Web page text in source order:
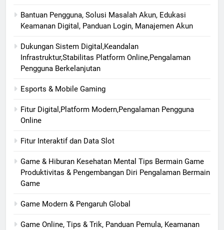
Bantuan Pengguna, Solusi Masalah Akun, Edukasi
Keamanan Digital, Panduan Login, Manajemen Akun
Dukungan Sistem Digital,Keandalan
Infrastruktur,Stabilitas Platform Online,Pengalaman
Pengguna Berkelanjutan
Esports & Mobile Gaming
Fitur Digital,Platform Modern,Pengalaman Pengguna
Online
Fitur Interaktif dan Data Slot
Game & Hiburan Kesehatan Mental Tips Bermain Game
Produktivitas & Pengembangan Diri Pengalaman Bermain
Game
Game Modern & Pengaruh Global
Game Online, Tips & Trik, Panduan Pemula, Keamanan